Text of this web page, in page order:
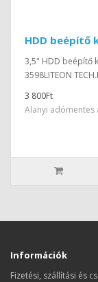
HDD beépítő
3,5" HDD beépítő
3598LITEON
3 800Ft
Alanyi adómentes
Információk
Fizetési, szállítási és